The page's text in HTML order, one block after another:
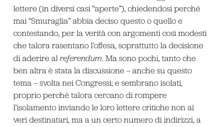
lettere (in diversi casi “aperte”), chiedendosi perché
mai “Smuraglia” abbia deciso questo o quello e
contestando, per la verità con argomenti così modesti
che talora rasentano l’offesa, soprattutto la decisione
di aderire al referendum. Ma sono pochi, tanto che
ben altra è stata la discussione – anche su questo
tema – svolta nei Congressi; e sembrano isolati,
proprio perché talora cercano di rompere
l’isolamento inviando le loro lettere critiche non ai
veri destinatari, ma a un certo numero di indirizzi, a